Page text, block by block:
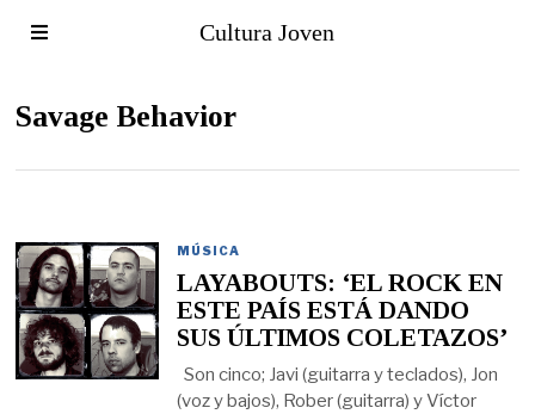
Cultura Joven
Savage Behavior
MÚSICA
LAYABOUTS: ‘EL ROCK EN
ESTE PAÍS ESTÁ DANDO
SUS ÚLTIMOS COLETAZOS’
Son cinco; Javi (guitarra y teclados), Jon
(voz y bajos), Rober (guitarra) y Víctor